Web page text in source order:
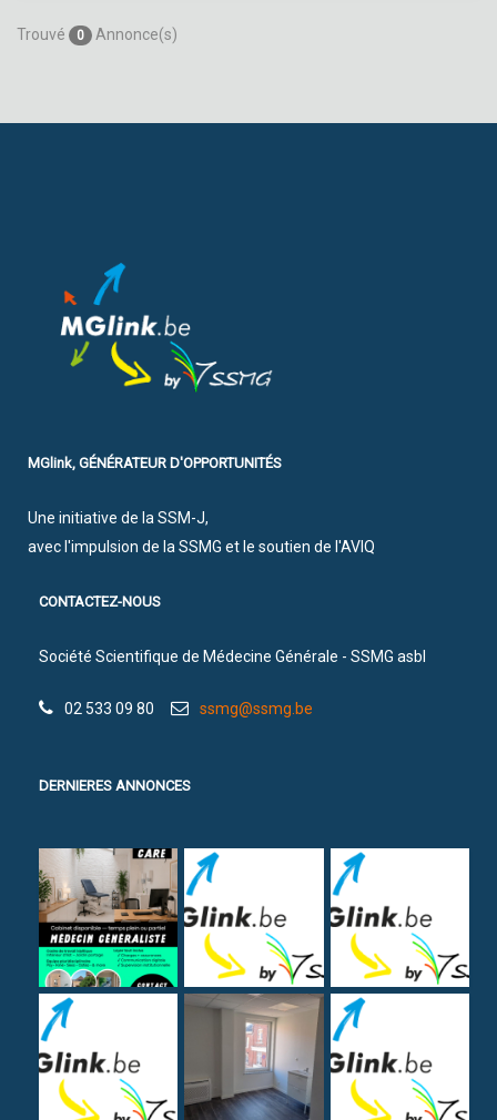
Trouvé 0 Annonce(s)
MGlink, GÉNÉRATEUR D'OPPORTUNITÉS
Une initiative de la SSM-J,
avec l'impulsion de la SSMG et le soutien de l'AVIQ
CONTACTEZ-NOUS
Société Scientifique de Médecine Générale - SSMG asbl
02 533 09 80 ssmg@ssmg.be
DERNIERES ANNONCES